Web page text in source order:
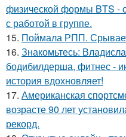
физической формы BTS -
с работой в группе.
15. Поймала РПП.
16. Знакомьтесь:
бодибилдерша, фитнес -
история вдохновляет!
17. Американская
возрасте 90 лет
рекорд.